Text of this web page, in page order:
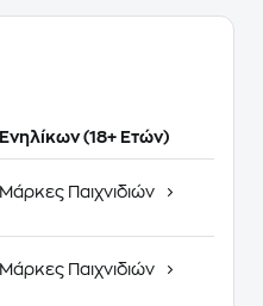
Ενηλίκων (18+ Ετών)
Μάρκες Παιχνιδιών
Μάρκες Παιχνιδιών